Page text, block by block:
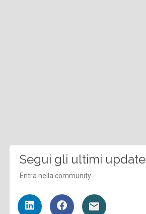
Segui gli ultimi update
Entra nella community